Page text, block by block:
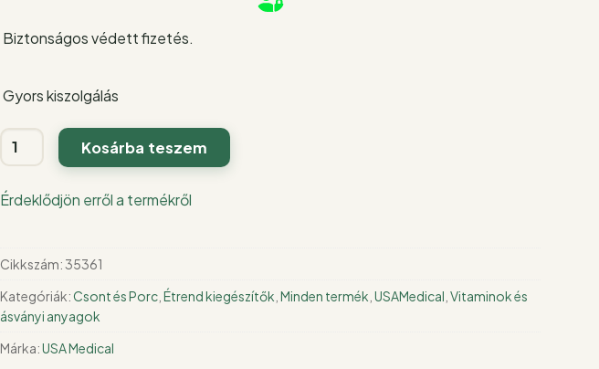
Biztonságos védett fizetés.
Gyors kiszolgálás
K2+D3
és
60
db
mennyiség
Kosárba teszem
Érdeklődjön erről a termékről
Cikkszám:35361
Kategóriák:Csont és Porc Étrend kiegészítők Minden termék USAMedical Vitaminok és
ásványi anyagok
Márka:USA Medical